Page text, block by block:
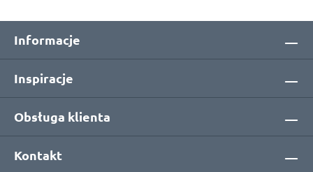
Informacje
Inspiracje
Obsługa klienta
Kontakt